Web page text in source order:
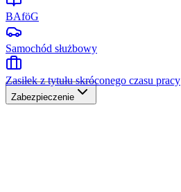
BAföG
Samochód służbowy
Zasiłek z tytułu skróconego czasu pracy
Zabezpieczenie